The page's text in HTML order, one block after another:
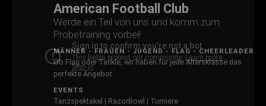
American Football Club
Werde ein Teil von uns und komm zum
Probetraining vorbei!
MÄNNER - FRAUEN - JUGEND - FLAG - CHEERLEADER
Ob Flag oder Tackle, wir haben für jede Altersklasse das
perfekte Angebot.
EVENTS
Tanzspektakel | RazorBowl | Turniere